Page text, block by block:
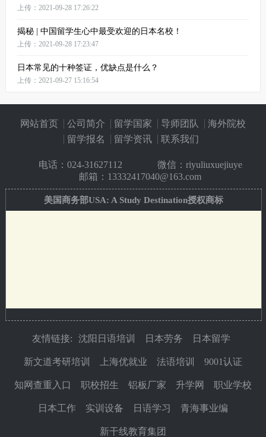
上传：2021-09-28 17:26:22
揭秘 | 中国留学生心中最受欢迎的日本名校！
上传：2021-09-28 17:23:47
日本常见的十种签证，优缺点是什么？
上传：2021-09-27 15:16:54
网站首页 公司简介 留学国家 导师团队
海外院校
留学报名
留学资讯 联系我们
电话： 024-31627112
微信：riyuliuxuejiuye
邮箱：13332417040@163.com
美国商务部USA: A Study Destination授权商标
友情链接: 沈阳日语培训 日本劳务 日本留学
新文道考研培训 上海优就业 法语培训 9001认证
知网查重入口 职校招生 铝板厂家 升学网 职业学校
日本工作 实训设备 日语学习 青海事业编
新干线教育集团